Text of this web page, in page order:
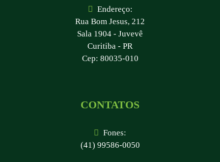
Endereço:
Rua Bom Jesus, 212
Sala 1904 - Juvevê
Curitiba - PR
Cep: 80035-010
CONTATOS
Fones:
(41) 99586-0050